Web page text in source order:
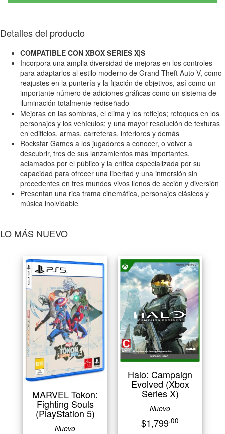
Detalles del producto
COMPATIBLE CON XBOX SERIES X|S
Incorpora una amplia diversidad de mejoras en los controles
para adaptarlos al estilo moderno de Grand Theft Auto V, como
reajustes en la puntería y la fijación de objetivos, así como un
importante número de adiciones gráficas como un sistema de
iluminación totalmente rediseñado
Mejoras en las sombras, el clima y los reflejos; retoques en los
personajes y los vehículos; y una mayor resolución de texturas
en edificios, armas, carreteras, interiores y demás
Rockstar Games a los jugadores a conocer, o volver a
descubrir, tres de sus lanzamientos más importantes,
aclamados por el público y la crítica especializada por su
capacidad para ofrecer una libertad y una inmersión sin
precedentes en tres mundos vivos llenos de acción y diversión
Presentan una rica trama cinemática, personajes clásicos y
música inolvidable
LO MÁS NUEVO
MARVEL Tokon:
Fighting Souls
(PlayStation 5)
Nuevo
Halo: Campaign
Evolved (Xbox
Series X)
Nuevo
$1,799.00